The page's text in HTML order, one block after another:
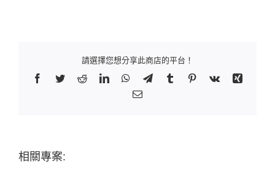
請選擇您想分享此商店的平台！
Facebook
TwitterRedditLinkedInWhatsApp
TelegramTumblr Pinterest
Vk
Xing
Email:
相關專案: